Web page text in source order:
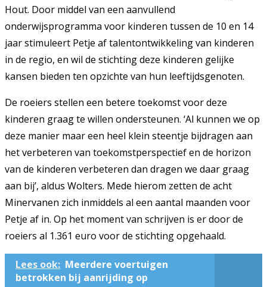
Hout. Door middel van een aanvullend
onderwijsprogramma voor kinderen tussen de 10 en 14
jaar stimuleert Petje af talentontwikkeling van kinderen
in de regio, en wil de stichting deze kinderen gelijke
kansen bieden ten opzichte van hun leeftijdsgenoten.
De roeiers stellen een betere toekomst voor deze
kinderen graag te willen ondersteunen. ‘Al kunnen we op
deze manier maar een heel klein steentje bijdragen aan
het verbeteren van toekomstperspectief en de horizon
van de kinderen verbeteren dan dragen we daar graag
aan bij’, aldus Wolters. Mede hierom zetten de acht
Minervanen zich inmiddels al een aantal maanden voor
Petje af in. Op het moment van schrijven is er door de
roeiers al 1.361 euro voor de stichting opgehaald.
Lees ook: Meerdere voertuigen
betrokken bij aanrijding op